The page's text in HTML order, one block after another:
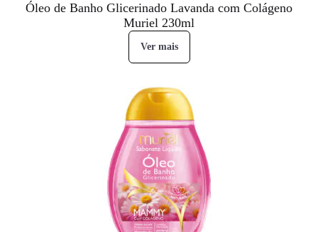
Óleo de Banho Glicerinado Lavanda com Colágeno
Muriel 230ml
Ver mais